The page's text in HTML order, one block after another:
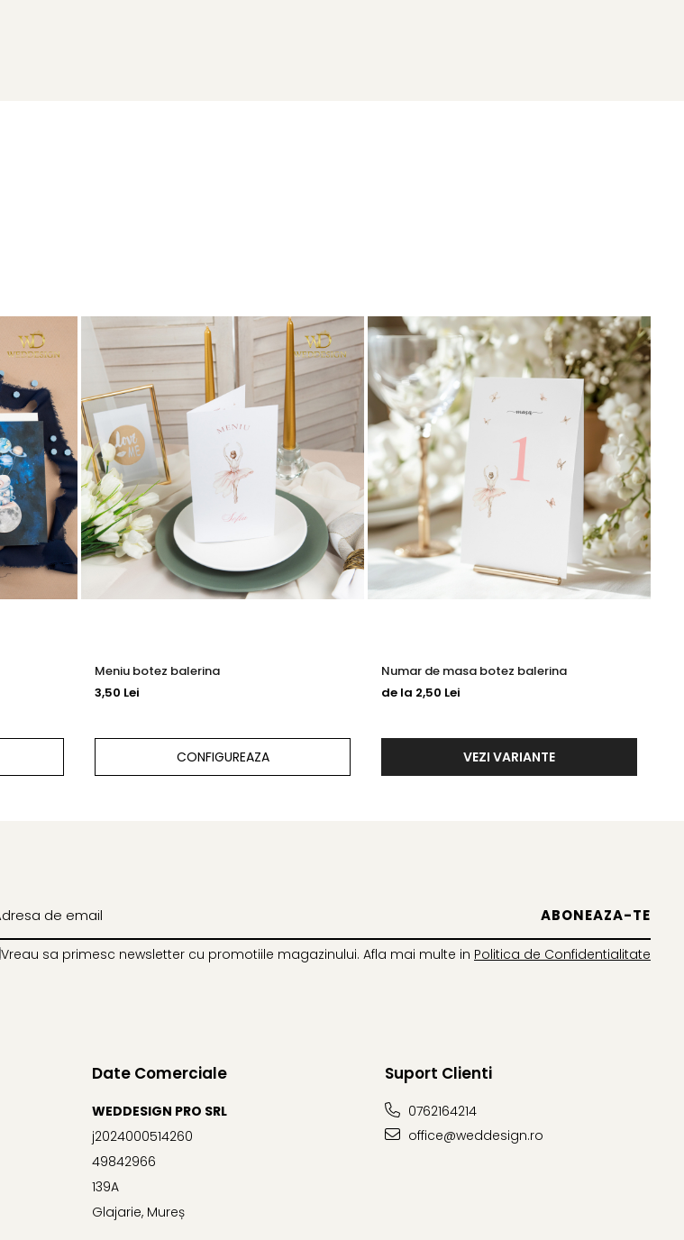
Meniu botez balerina
3,50 Lei
CONFIGUREAZA
Numar de masa botez balerina
de la 2,50 Lei
VEZI VARIANTE
Vreau sa primesc newsletter cu promotiile magazinului. Afla mai multe in Politica de Confidentialitate
Date Comerciale
WEDDESIGN PRO SRL
j2024000514260
49842966
139A
Glajarie, Mureș
Suport Clienti
0762164214
office@weddesign.ro